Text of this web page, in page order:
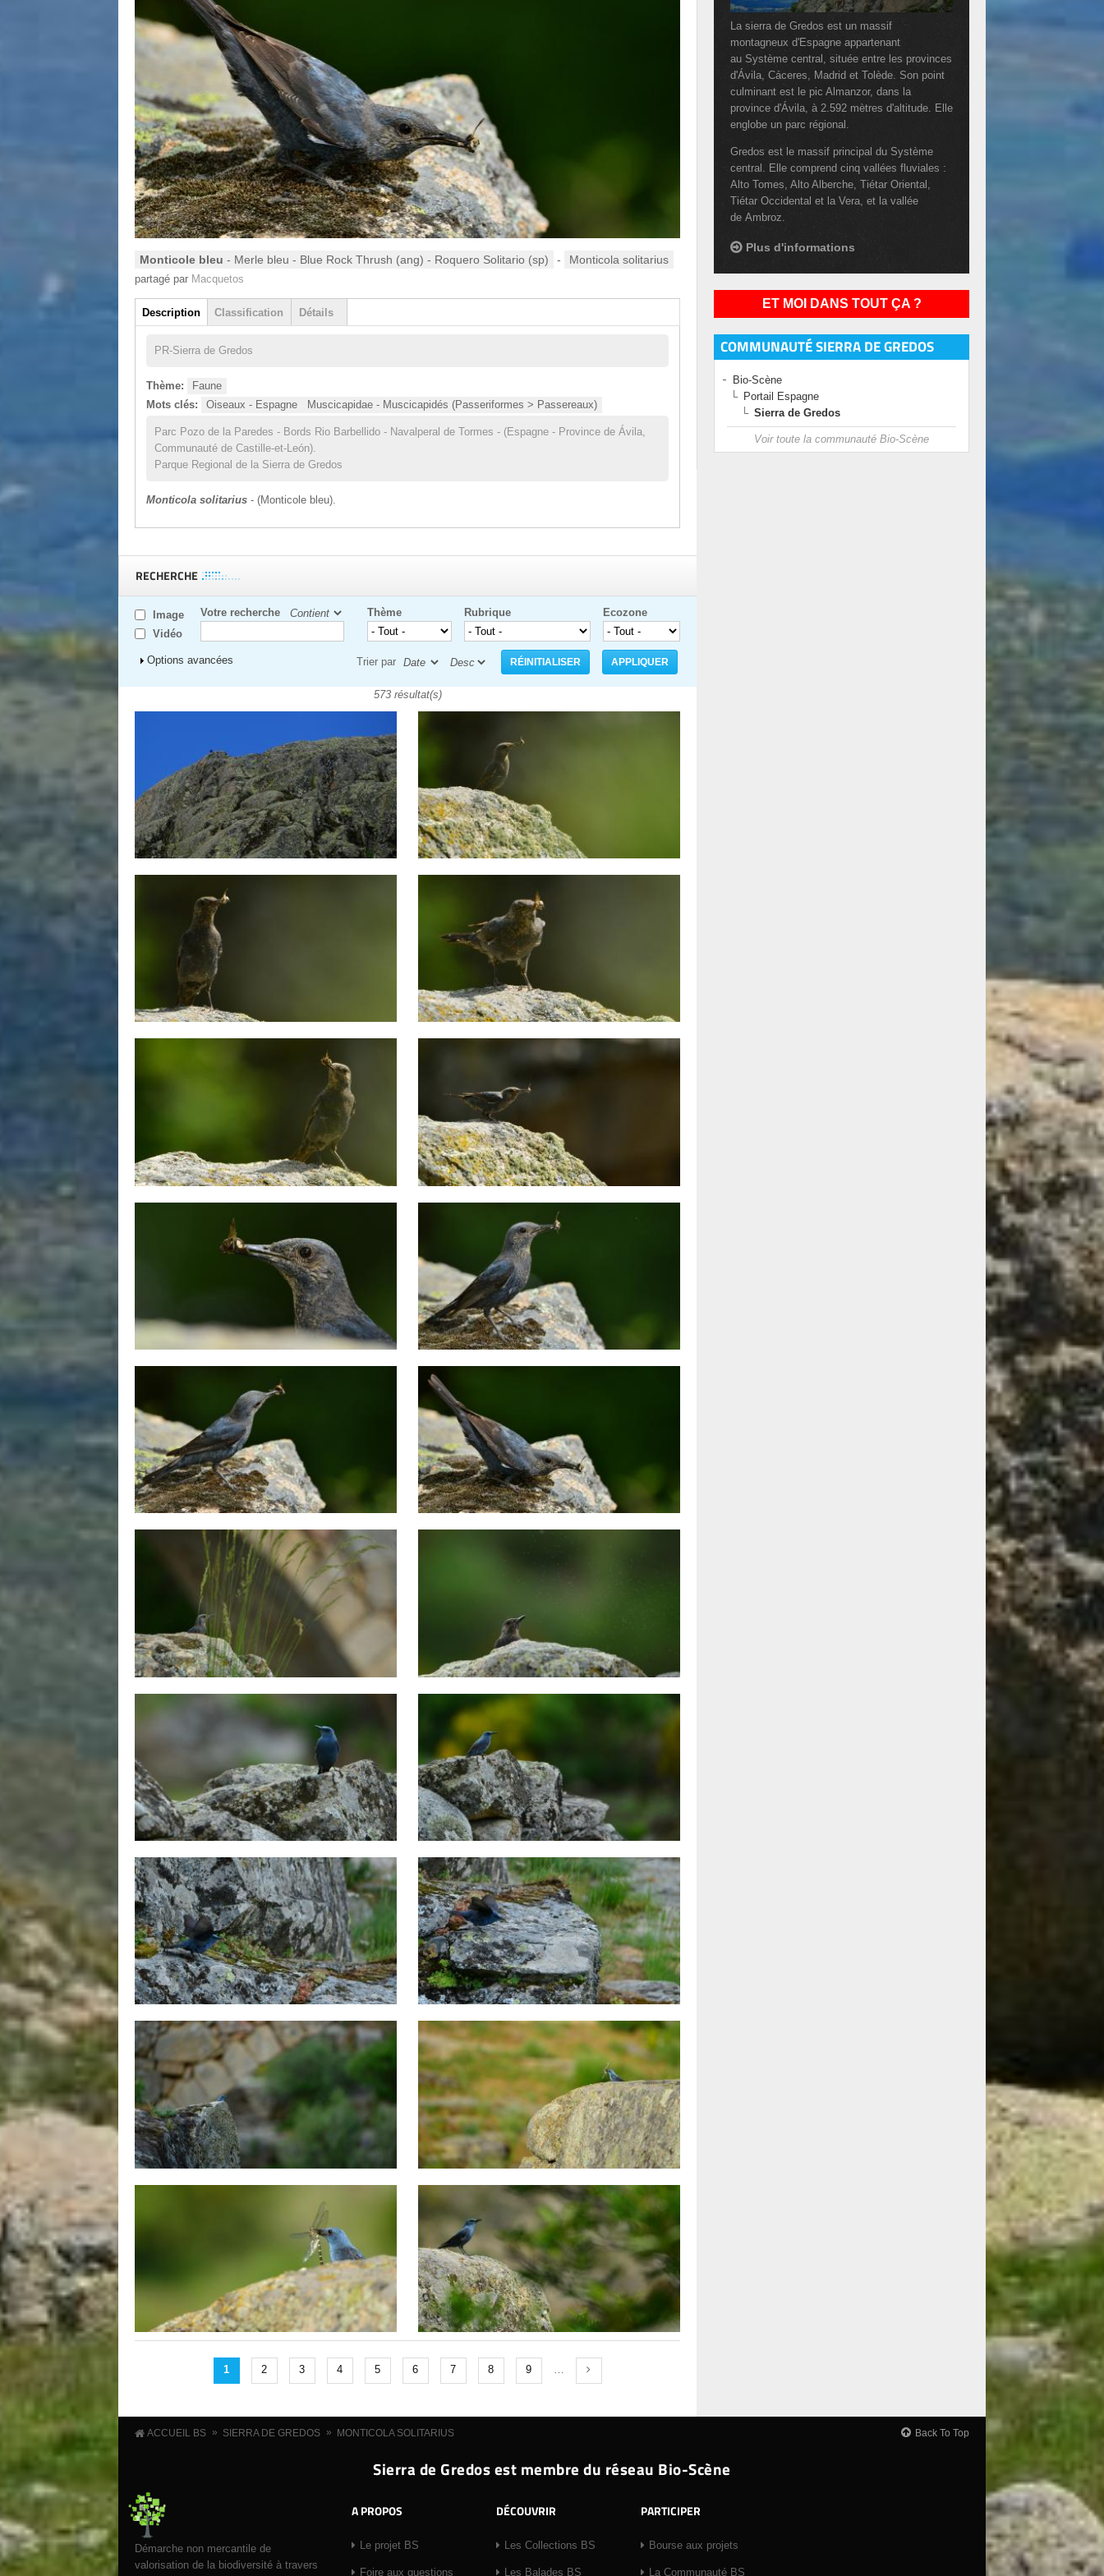
Monticole bleu - Merle bleu - Blue Rock Thrush (ang) - Roquero Solitario (sp) - Monticola solitarius
partagé par Macquetos
Groupe
Description
(onglet actif)
Classification Détails
PR-Sierra de Gredos
Thème:
Faune
Mots clés:
Oiseaux - Espagne Muscicapidae - Muscicapidés (Passeriformes > Passereaux)
Parc Pozo de la Paredes - Bords Rio Barbellido - Navalperal de Tormes - (Espagne - Province de Ávila,
Communauté de Castille-et-León).
Parque Regional de la Sierra de Gredos
Monticola solitarius - (Monticole bleu).
RECHERCHE
Image
Vidéo
Votre recherche Ecozone
Rubrique
Thème
Afficher
Options avancées Trier par
573 résultat(s)
Pages
1 2 3 4 5 6 7 8 9 …
La sierra de Gredos est un massif
montagneux d'Espagne appartenant
au Système central, située entre les provinces
d'Ávila, Cáceres, Madrid et Tolède. Son point
culminant est le pic Almanzor, dans la
province d'Ávila, à 2.592 mètres d'altitude. Elle
englobe un parc régional.
Gredos est le massif principal du Système
central. Elle comprend cinq vallées fluviales :
Alto Tomes, Alto Alberche, Tiétar Oriental,
Tiétar Occidental et la Vera, et la vallée
de Ambroz.
Plus d'informations
ET MOI DANS TOUT ÇA ?
COMMUNAUTÉ SIERRA DE GREDOS
Bio-Scène
Portail Espagne
Sierra de Gredos
Voir toute la communauté Bio-Scène
ACCUEIL BS » SIERRA DE GREDOS » MONTICOLA SOLITARIUS Back To Top
Sierra de Gredos est membre du réseau Bio-Scène
Démarche non mercantile de
valorisation de la biodiversité à travers
A PROPOS
Le projet BS
Foire aux questions
DÉCOUVRIR
Les Collections BS
Les Balades BS
PARTICIPER
Bourse aux projets
La Communauté BS